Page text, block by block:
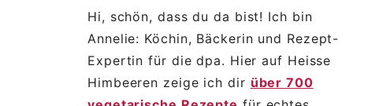
Hi, schön, dass du da bist! Ich bin
Annelie: Köchin, Bäckerin und Rezept-
Expertin für die dpa. Hier auf Heisse
Himbeeren zeige ich dir über 700